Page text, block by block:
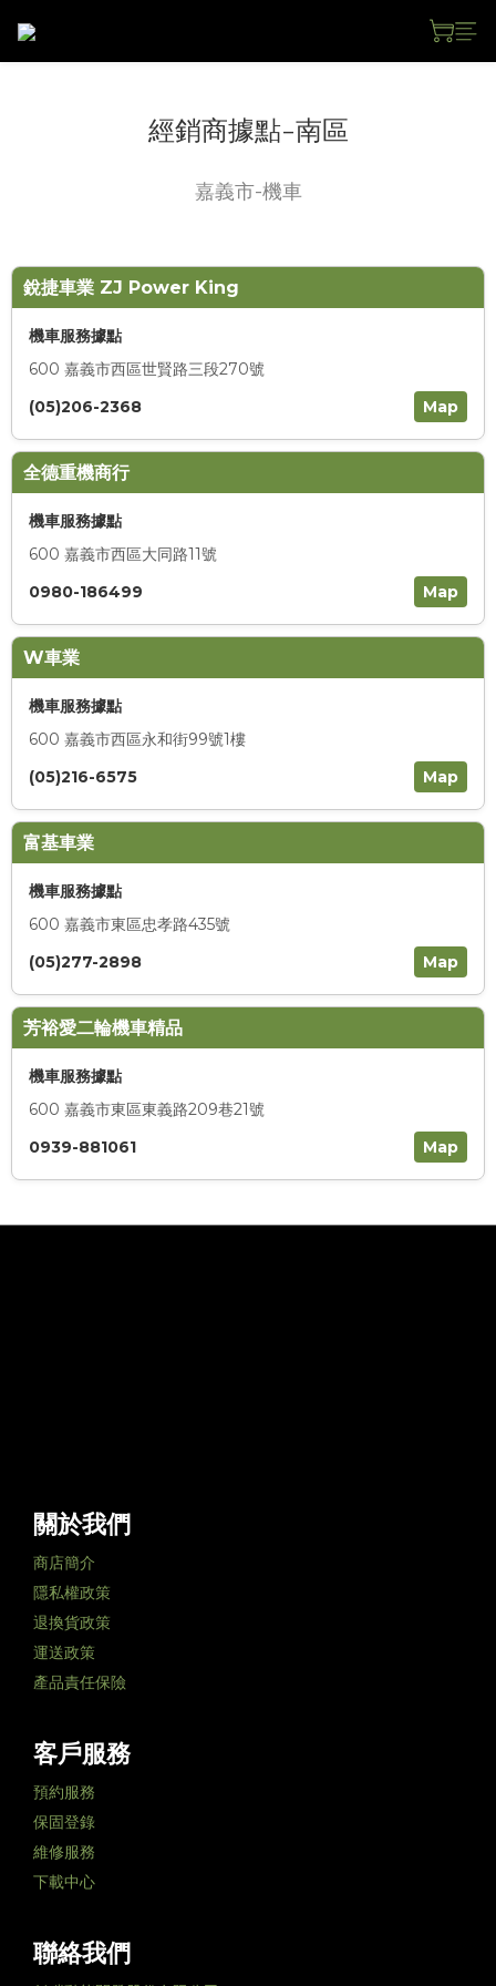
經銷商據點-南區
嘉義市-機車
銳捷車業 ZJ Power King
機車服務據點
600 嘉義市西區世賢路三段270號
(05)206-2368
Map
全德重機商行
機車服務據點
600 嘉義市西區大同路11號
0980-186499
Map
W車業
機車服務據點
600 嘉義市西區永和街99號1樓
(05)216-6575
Map
富基車業
機車服務據點
600 嘉義市東區忠孝路435號
(05)277-2898
Map
芳裕愛二輪機車精品
機車服務據點
600 嘉義市東區東義路209巷21號
0939-881061
Map
關於我們
商店簡介
隱私權政策
退換貨政策
運送政策
產品責任保險
客戶服務
預約服務
保固登錄
維修服務
下載中心
聯絡我們